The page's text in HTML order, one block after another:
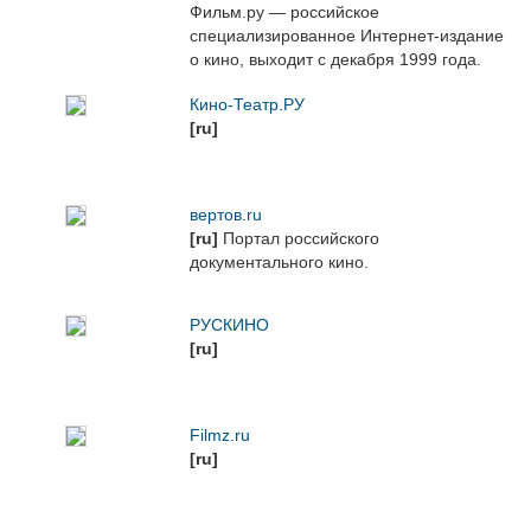
Фильм.ру — российское
специализированное Интернет-издание
о кино, выходит с декабря 1999 года.
Кино-Театр.РУ
[ru]
вертов.ru
[ru] Портал российского
документального кино.
РУСКИНО
[ru]
Filmz.ru
[ru]